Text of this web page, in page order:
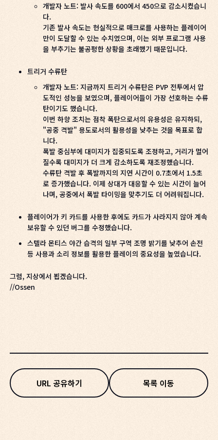
개발자 노트: 발사 속도를 600에서 450으로 감소시켰습니
다.
기존 발사 속도는 현실적으로 매크로를 사용하는 플레이어
만이 도달할 수 있는 수치였으며, 이는 외부 프로그램 사용
을 부추기는 불공평한 상황을 초래했기 때문입니다.
트리거 수류탄
개발자 노트: 지금까지 트리거 수류탄은 PVP 전투에서 압
도적인 성능을 보였으며, 플레이어들이 가장 선호하는 수류
탄이기도 했습니다.
이번 하향 조치는 점착 폭탄으로서의 유용성은 유지하되,
"공중 격발" 용도로서의 활용성을 낮추는 것을 목표로 합
니다.
폭발 중심부에 대미지가 집중되도록 조정하고, 거리가 멀어
질수록 대미지가 더 크게 감소하도록 재조정했습니다.
수류탄 격발 후 폭발까지의 지연 시간이 0.7초에서 1.5초
로 증가했습니다. 이제 상대가 대응할 수 있는 시간이 늘어
나며, 공중에서 폭발 타이밍을 맞추기도 더 어려워집니다.
플레이어가 키 카드를 사용한 후에도 카드가 사라지지 않아 계속
보유할 수 있던 버그를 수정했습니다.
스텔라 몬티스 야간 습격의 일부 구역 조명 밝기를 낮추어 손전
등 사용과 소리 정보를 활용한 플레이의 중요성을 높였습니다.
그럼, 지상에서 뵙겠습니다.
//Ossen
URL 공유하기 목록 이동